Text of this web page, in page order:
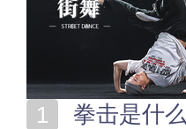
拳击是什